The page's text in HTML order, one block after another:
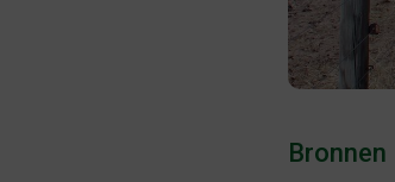
Bronnen